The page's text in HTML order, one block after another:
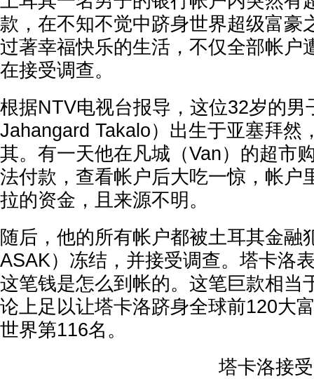
款，在不知不觉中跻身世界超级富豪
过著幸福快乐的生活，不仅全部帐户
在接受调查。
根据NTV电视台报导，这位32岁的男
Jahangard Takalo）出生于亚塞拜然
其。有一天他在凡城（Van）的超市
法付款，查看帐户后大吃一惊，帐户
拉的资金，且来源不明。
随后，他的所有帐户都被土耳其金融
ASAK）冻结，并接受调查。塔卡洛
这笔钱是怎么到帐的。这笔巨款相当
论上足以让塔卡洛跻身全球前120大
世界第116名。
塔卡洛接